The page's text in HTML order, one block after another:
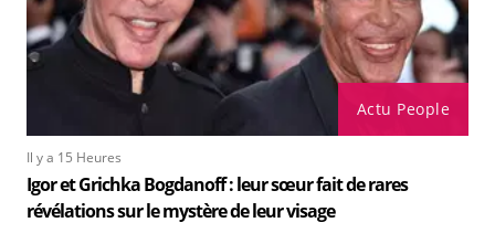
Actu People
Il y a 15 Heures
Igor et Grichka Bogdanoff : leur sœur fait de rares
révélations sur le mystère de leur visage